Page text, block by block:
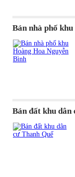
Bán nhà phố
Bán đất khu dân